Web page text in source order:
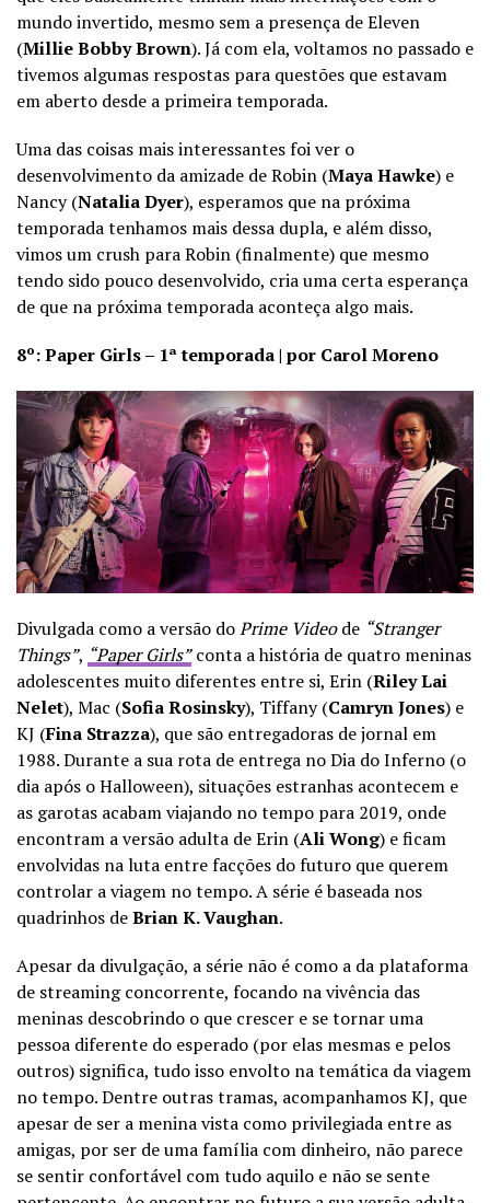
mundo invertido, mesmo sem a presença de Eleven
(Millie Bobby Brown). Já com ela, voltamos no passado e
tivemos algumas respostas para questões que estavam
em aberto desde a primeira temporada.
Uma das coisas mais interessantes foi ver o
desenvolvimento da amizade de Robin (Maya Hawke) e
Nancy (Natalia Dyer), esperamos que na próxima
temporada tenhamos mais dessa dupla, e além disso,
vimos um crush para Robin (finalmente) que mesmo
tendo sido pouco desenvolvido, cria uma certa esperança
de que na próxima temporada aconteça algo mais.
8º: Paper Girls – 1ª temporada | por Carol Moreno
Divulgada como a versão doPrime Videode “Stranger
Things”, “Paper Girls”conta a história de quatro meninas
adolescentes muito diferentes entre si, Erin (Riley Lai
Nelet), Mac (Sofia Rosinsky), Tiffany (Camryn Jones) e
KJ (Fina Strazza), que são entregadoras de jornal em
1988. Durante a sua rota de entrega no Dia do Inferno (o
dia após o Halloween), situações estranhas acontecem e
as garotas acabam viajando no tempo para 2019, onde
encontram a versão adulta de Erin (Ali Wong) e ficam
envolvidas na luta entre facções do futuro que querem
controlar a viagem no tempo. A série é baseada nos
quadrinhos deBrian K. Vaughan.
Apesar da divulgação, a série não é como a da plataforma
de streaming concorrente, focando na vivência das
meninas descobrindo o que crescer e se tornar uma
pessoa diferente do esperado (por elas mesmas e pelos
outros) significa, tudo isso envolto na temática da viagem
no tempo. Dentre outras tramas, acompanhamos KJ, que
apesar de ser a menina vista como privilegiada entre as
amigas, por ser de uma família com dinheiro, não parece
se sentir confortável com tudo aquilo e não se sente